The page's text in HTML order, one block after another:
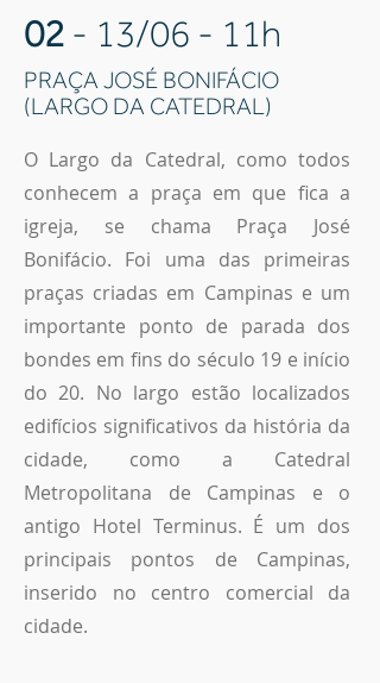
02 - 13/06 - 11h
PRAÇA JOSÉ BONIFÁCIO
(LARGO DA CATEDRAL)
O Largo da Catedral, como todos
conhecem a praça em que fica a
igreja, se chama Praça José
Bonifácio. Foi uma das primeiras
praças criadas em Campinas e um
importante ponto de parada dos
bondes em fins do século 19 e início
do 20. No largo estão localizados
edifícios significativos da história da
cidade, como a Catedral
Metropolitana de Campinas e o
antigo Hotel Terminus. É um dos
principais pontos de Campinas,
inserido no centro comercial da
cidade.